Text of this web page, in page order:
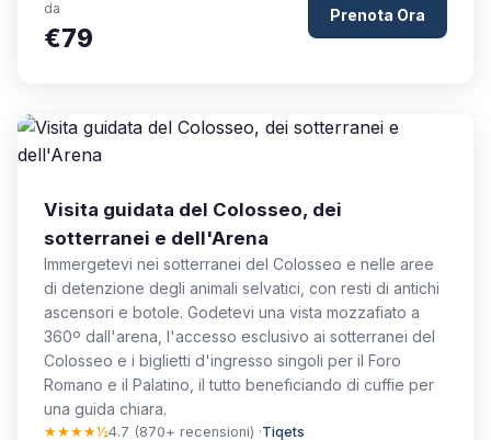
da
€79
Prenota Ora
Visita guidata del Colosseo, dei
sotterranei e dell'Arena
Immergetevi nei sotterranei del Colosseo e nelle aree
di detenzione degli animali selvatici, con resti di antichi
ascensori e botole. Godetevi una vista mozzafiato a
360º dall'arena, l'accesso esclusivo ai sotterranei del
Colosseo e i biglietti d'ingresso singoli per il Foro
Romano e il Palatino, il tutto beneficiando di cuffie per
una guida chiara.
★★★★½4.7 (870+ recensioni) ·Tiqets